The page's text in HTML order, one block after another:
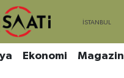
Ekonomi Magazin